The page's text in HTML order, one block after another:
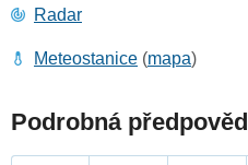
Radar
Meteostanice (mapa)
Podrobná